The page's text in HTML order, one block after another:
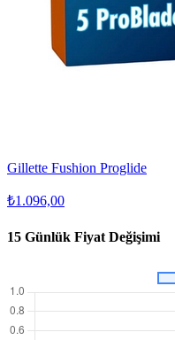
Gillette Fushion Proglide
₺1.096,00
15 Günlük Fiyat Değişimi